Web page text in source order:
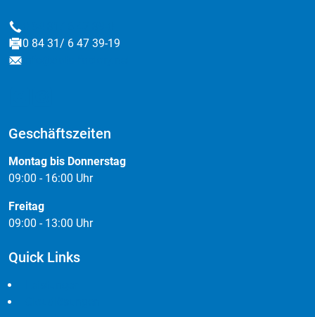
Telefon
Fax
0 84 31/ 6 47 39-19
E-Mail
Geschäftszeiten
Montag bis Donnerstag
09:00 - 16:00 Uhr
Freitag
09:00 - 13:00 Uhr
Quick Links